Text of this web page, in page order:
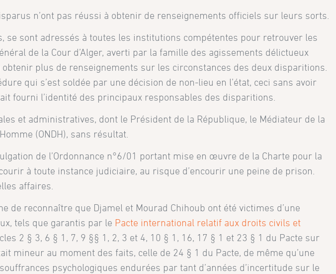
n’ont pas réussi à obtenir de renseignements officiels sur leurs sorts.
sont adressés à toutes les institutions compétentes pour retrouver les
de la Cour d’Alger, averti par la famille des agissements délictueux
plus de renseignements sur les circonstances des deux disparitions.
qui s’est soldée par une décision de non-lieu en l’état, ceci sans avoir
fourni l’identité des principaux responsables des disparitions.
et administratives, dont le Président de la République, le Médiateur de la
(ONDH), sans résultat.
de l’Ordonnance n°6/01 portant mise en œuvre de la Charte pour la
à toute instance judiciaire, au risque d’encourir une peine de prison.
affaires.
de reconnaître que Djamel et Mourad Chihoub ont été victimes d’une
tels que garantis par le Pacte international relatif aux droits civils et
2 § 3, 6 § 1, 7, 9 §§ 1, 2, 3 et 4, 10 § 1, 16, 17 § 1 et 23 § 1 du Pacte sur
mineur au moment des faits, celle de 24 § 1 du Pacte, de même qu’une
psychologiques endurées par tant d’années d’incertitude sur le